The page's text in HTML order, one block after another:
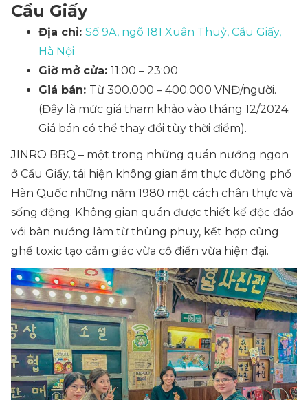
Cầu Giấy
Địa chỉ: Số 9A, ngõ 181 Xuân Thuỷ, Cầu Giấy,
Hà Nội
Giờ mở cửa: 11:00 – 23:00
Giá bán: Từ 300.000 – 400.000 VNĐ/người.
(Đây là mức giá tham khảo vào tháng 12/2024.
Giá bán có thể thay đổi tùy thời điểm).
JINRO BBQ – một trong những quán nướng ngon
ở Cầu Giấy, tái hiện không gian ẩm thực đường phố
Hàn Quốc những năm 1980 một cách chân thực và
sống động. Không gian quán được thiết kế độc đáo
với bàn nướng làm từ thùng phuy, kết hợp cùng
ghế toxic tạo cảm giác vừa cổ điển vừa hiện đại.